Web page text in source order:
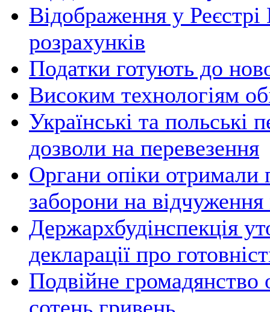
Відображення у
розрахунків
Податки готують до
Високим технологіям
Українські та польські
дозволи на перевезення
Органи опіки отримали
заборони на
Держархбудінспекція
декларації про
Подвійне громадянство